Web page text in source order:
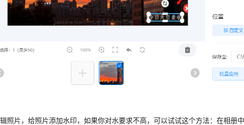
照片，给照片添加水印，如果你对水要求不高，可以试试这个方法：在相册